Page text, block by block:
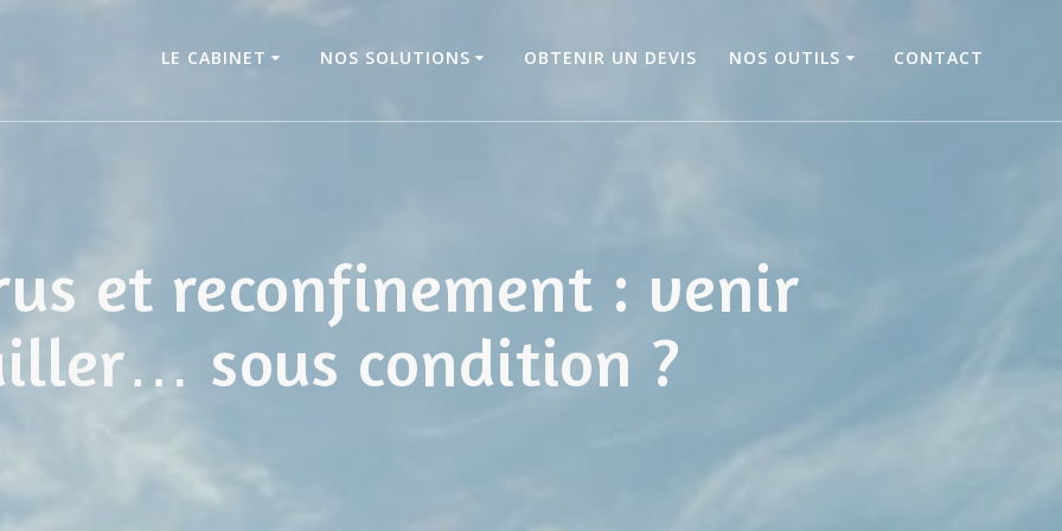
LE CABINET NOS SOLUTIONS OBTENIR UN DEVIS NOS OUTILS CONTACT
et reconfinement : venir
sous condition ?